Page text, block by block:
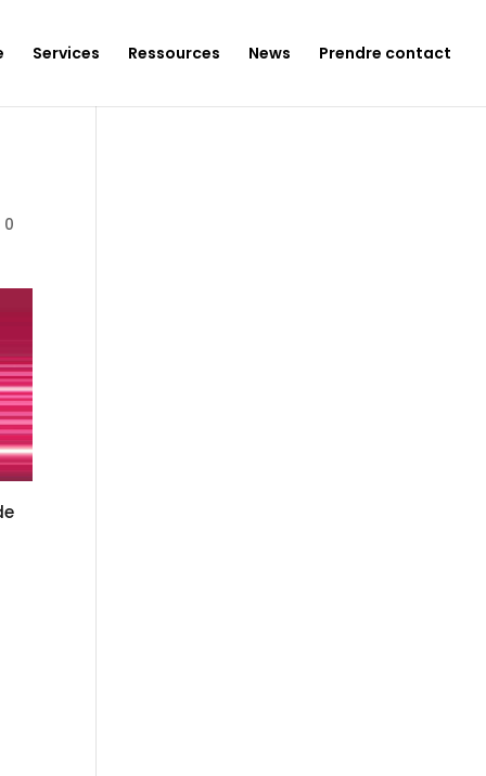
Services Ressources News Prendre contact
0